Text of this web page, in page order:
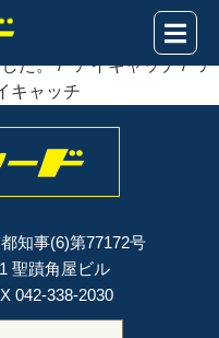
日
公開
た。 /* アイキャッチ /* ア
キャッチ
知事(6)第77172号
聖蹟角屋ビル
042-338-2030